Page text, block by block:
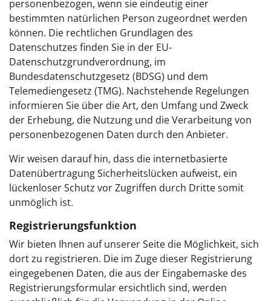
personenbezogen, wenn sie eindeutig einer
bestimmten natürlichen Person zugeordnet werden
können. Die rechtlichen Grundlagen des
Datenschutzes finden Sie in der EU-
Datenschutzgrundverordnung, im
Bundesdatenschutzgesetz (BDSG) und dem
Telemediengesetz (TMG). Nachstehende Regelungen
informieren Sie über die Art, den Umfang und Zweck
der Erhebung, die Nutzung und die Verarbeitung von
personenbezogenen Daten durch den Anbieter.
Wir weisen darauf hin, dass die internetbasierte
Datenübertragung Sicherheitslücken aufweist, ein
lückenloser Schutz vor Zugriffen durch Dritte somit
unmöglich ist.
Registrierungsfunktion
Wir bieten Ihnen auf unserer Seite die Möglichkeit, sich
dort zu registrieren. Die im Zuge dieser Registrierung
eingegebenen Daten, die aus der Eingabemaske des
Registrierungsformular ersichtlich sind, werden